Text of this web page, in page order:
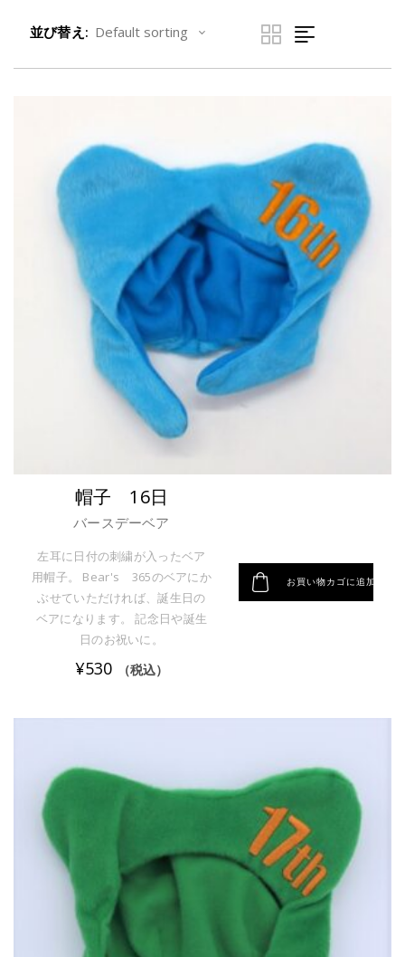
並び替え:
帽子 16日
バースデーベア
左耳に日付の刺繍が入ったベア
用帽子。 Bear's 365のベアにか
ぶせていただければ、誕生日の
ベアになります。 記念日や誕生
日のお祝いに。
¥530 （税込）
お買い物カゴに追加